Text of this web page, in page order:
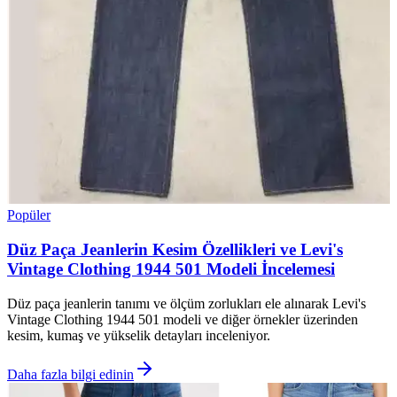
Popüler
Düz Paça Jeanlerin Kesim Özellikleri ve Levi's
Vintage Clothing 1944 501 Modeli İncelemesi
Düz paça jeanlerin tanımı ve ölçüm zorlukları ele alınarak Levi's
Vintage Clothing 1944 501 modeli ve diğer örnekler üzerinden
kesim, kumaş ve yükselik detayları inceleniyor.
Daha fazla bilgi edinin